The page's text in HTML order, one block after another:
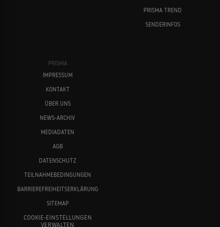
PRISMA TREND
SENDERINFOS
PRISMA
IMPRESSUM
KONTAKT
ÜBER UNS
NEWS-ARCHIV
MEDIADATEN
AGB
DATENSCHUTZ
TEILNAHMEBEDINGUNGEN
BARRIEREFREIHEITSERKLÄRUNG
SITEMAP
COOKIE-EINSTELLUNGEN
VERWALTEN